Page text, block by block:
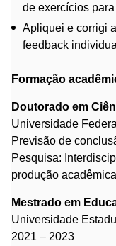
de exercícios
Apliquei e corrigi
feedback
Formação
Doutorado em
Universidade
Previsão de
Pesquisa:
produção
Mestrado em
Universidade
2021 – 2023